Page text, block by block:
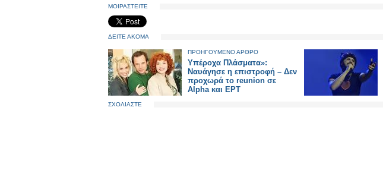
ΜΟΙΡΑΣΤΕΙΤΕ
ΔΕΙΤΕ ΑΚΟΜΑ
ΠΡΟΗΓΟΥΜΕΝΟ ΑΡΘΡΟ
Υπέροχα Πλάσματα»:
Ναυάγησε η επιστροφή – Δεν
προχωρά το reunion σε
Alpha και ΕΡΤ
ΣΧΟΛΙΑΣΤΕ